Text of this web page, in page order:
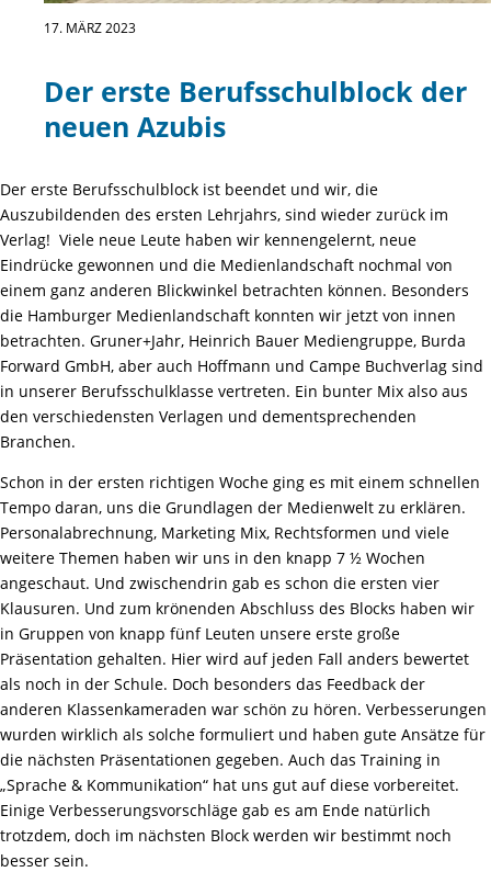
17. MÄRZ 2023
Der erste Berufsschulblock der
neuen Azubis
Der erste Berufsschulblock ist beendet und wir, die
Auszubildenden des ersten Lehrjahrs, sind wieder zurück im
Verlag! Viele neue Leute haben wir kennengelernt, neue
Eindrücke gewonnen und die Medienlandschaft nochmal von
einem ganz anderen Blickwinkel betrachten können. Besonders
die Hamburger Medienlandschaft konnten wir jetzt von innen
betrachten. Gruner+Jahr, Heinrich Bauer Mediengruppe, Burda
Forward GmbH, aber auch Hoffmann und Campe Buchverlag sind
in unserer Berufsschulklasse vertreten. Ein bunter Mix also aus
den verschiedensten Verlagen und dementsprechenden
Branchen.
Schon in der ersten richtigen Woche ging es mit einem schnellen
Tempo daran, uns die Grundlagen der Medienwelt zu erklären.
Personalabrechnung, Marketing Mix, Rechtsformen und viele
weitere Themen haben wir uns in den knapp 7 ½ Wochen
angeschaut. Und zwischendrin gab es schon die ersten vier
Klausuren. Und zum krönenden Abschluss des Blocks haben wir
in Gruppen von knapp fünf Leuten unsere erste große
Präsentation gehalten. Hier wird auf jeden Fall anders bewertet
als noch in der Schule. Doch besonders das Feedback der
anderen Klassenkameraden war schön zu hören. Verbesserungen
wurden wirklich als solche formuliert und haben gute Ansätze für
die nächsten Präsentationen gegeben. Auch das Training in
„Sprache & Kommunikation“ hat uns gut auf diese vorbereitet.
Einige Verbesserungsvorschläge gab es am Ende natürlich
trotzdem, doch im nächsten Block werden wir bestimmt noch
besser sein.